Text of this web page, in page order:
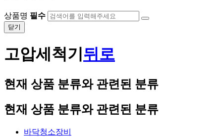
상품명 필수
닫기
고압세척기뒤로
현재 상품 분류와 관련된 분류
현재 상품 분류와 관련된 분류
바닥청소장비